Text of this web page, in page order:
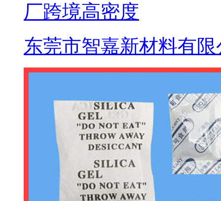
厂跨境高密度
东莞市智嘉新材料有限